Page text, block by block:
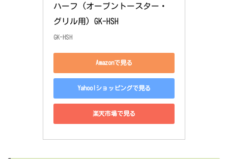
ハーフ (オーブントースター・
グリル用) GK-HSH
GK-HSH
Amazonで見る
Yahoo!ショッピングで見る
楽天市場で見る